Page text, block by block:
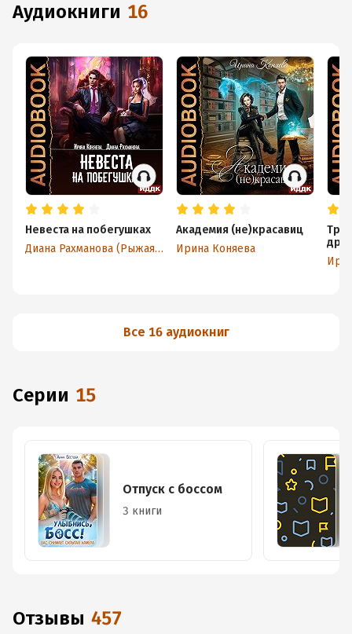
аудиокниги 16
Невеста на побегушках
Диана Рахманова (Рыжая Ехидна)
Академия (не)красавиц
Ирина Коняева
Все 16 аудиокниг
Серии 15
Отпуск с боссом
3 книги
Отзывы 457